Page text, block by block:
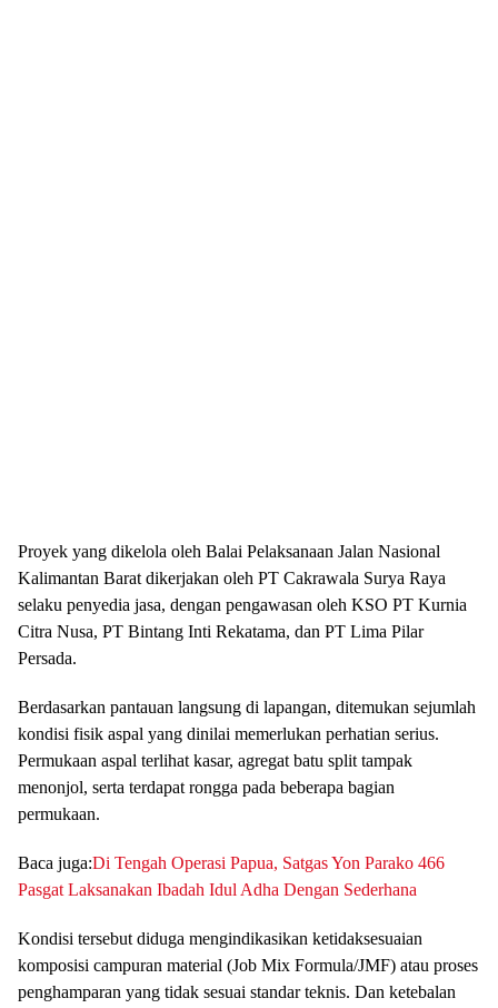
Proyek yang dikelola oleh Balai Pelaksanaan Jalan Nasional
Kalimantan Barat dikerjakan oleh PT Cakrawala Surya Raya
selaku penyedia jasa, dengan pengawasan oleh KSO PT Kurnia
Citra Nusa, PT Bintang Inti Rekatama, dan PT Lima Pilar
Persada.
Berdasarkan pantauan langsung di lapangan, ditemukan sejumlah
kondisi fisik aspal yang dinilai memerlukan perhatian serius.
Permukaan aspal terlihat kasar, agregat batu split tampak
menonjol, serta terdapat rongga pada beberapa bagian
permukaan.
Baca juga:Di Tengah Operasi Papua, Satgas Yon Parako 466
Pasgat Laksanakan Ibadah Idul Adha Dengan Sederhana
Kondisi tersebut diduga mengindikasikan ketidaksesuaian
komposisi campuran material (Job Mix Formula/JMF) atau proses
penghamparan yang tidak sesuai standar teknis. Dan ketebalan